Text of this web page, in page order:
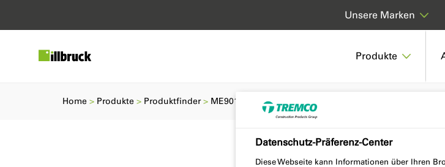
Produkte
Unsere Marken
Home Produkte Produktfinder ME901 BUTYL- & BITUMEN-PRIMER
Datenschutz-Präferenz-Center
Diese Webseite kann Informationen über Ihren